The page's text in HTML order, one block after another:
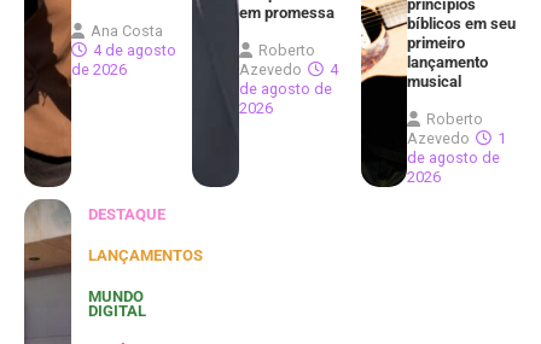
Ana Costa
4 de agosto
de 2026
em promessa
Roberto
Azevedo
4
de agosto de
2026
princípios
bíblicos em seu
primeiro
lançamento
musical
Roberto
Azevedo
1
de agosto de
2026
DESTAQUE
LANÇAMENTOS
MUNDO
DIGITAL